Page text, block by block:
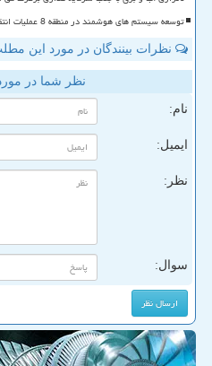
توسعه سیستم های هوشمند در منطقه 8 عملیات انتقال گاز شتاب گرفت
نظرات بینندگان در مورد این
نظر شما در
نام:
ایمیل:
نظر:
سوال: